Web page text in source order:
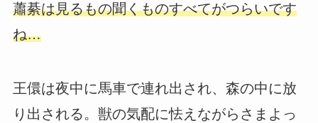
蕭綦は見るもの聞くものすべてがつらいです
ね…
王儇は夜中に馬車で連れ出され、森の中に放
り出される。獣の気配に怯えながらさまよっ